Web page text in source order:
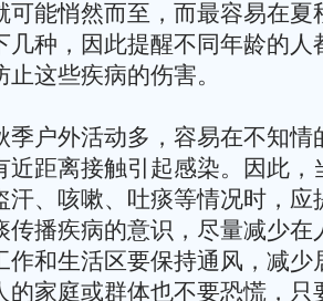
可能悄然而至，而最容易在夏
几种，因此提醒不同年龄的人
这些疾病的伤害。
季户外活动多，容易在不知情
近距离接触引起感染。因此，
汗、咳嗽、吐痰等情况时，应
传播疾病的意识，尽量减少在
作和生活区要保持通风，减少
的家庭或群体也不要恐慌，只